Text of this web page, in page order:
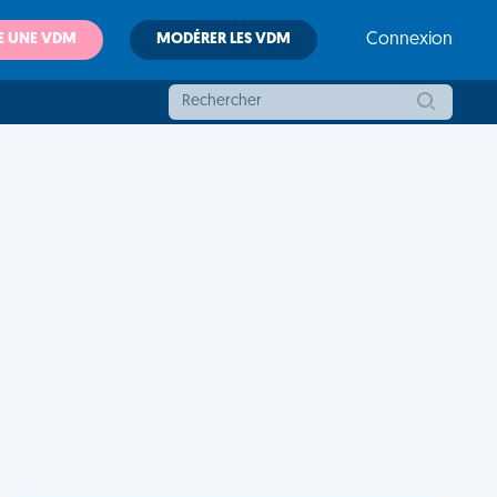
UNE VDM MODÉRER LES VDM Connexion